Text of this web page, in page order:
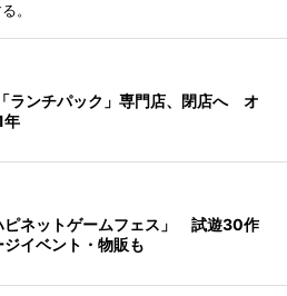
。
ランチパック」専門店、閉店へ オ
年
ピネットゲームフェス」 試遊30作
イベント・物販も